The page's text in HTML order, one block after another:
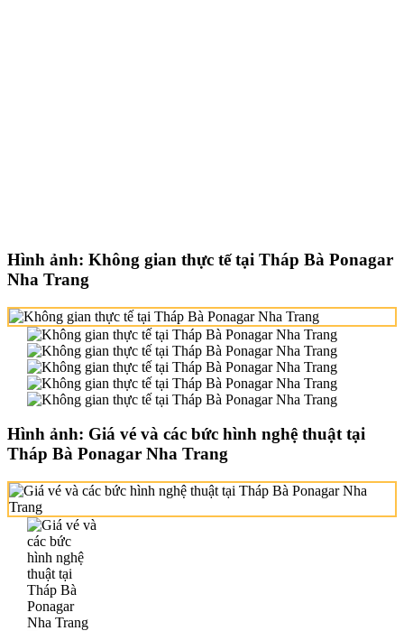
Hình ảnh: Không gian thực tế tại Tháp Bà Ponagar
Nha Trang
Hình ảnh: Giá vé và các bức hình nghệ thuật tại
Tháp Bà Ponagar Nha Trang